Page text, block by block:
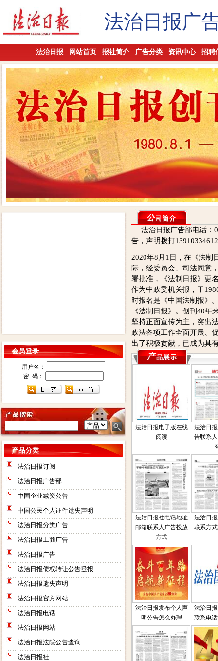
法治日报广
法治日报 网站首页 报社简介 广告分类 资讯中心 招聘
会员登录
用户名：
密 码：
产品分类
法治日报订阅
法治日报广告部
中国企业减资公告
中国公民个人证件遗失声明
法治日报分类广告
法治日报工商广告
法治日报广告
法治日报债权转让公告登报
法治日报遗失声明
法治日报官方网站
法治日报电话
法治日报网站
法治日报法院公告查询
法治日报社
法治日报广告部电话：
告，声明拨打
2020年8月1日，在《法制
际，经委员会、司法同意
署批准，《法制日报》更
作为中政委机关报，于
时报名是《中国法制报》
《法制日报》。创刊40年
坚持正面宣传为主，突出
政法各项工作全面开展、
出了积极贡献，已成为具
法治日报电子版在线
阅读
法治日
告联系
法治日报社电话地址
邮箱联系人广告投放
方式
法治日
联系方
法治日报发布个人声
明公告怎么办理
法治日
联系电